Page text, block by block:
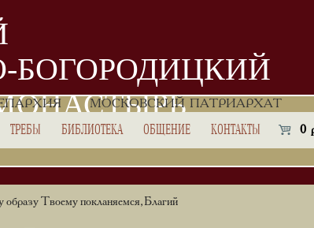
БОГОРОДИЦКИЙ
МОСКОВСКИЙ ПАТРИАРХАТ
ТРЕБЫ БИБЛИОТЕКА ОБЩЕНИЕ КОНТАКТЫ 0
Твоему покланяемся, Благий